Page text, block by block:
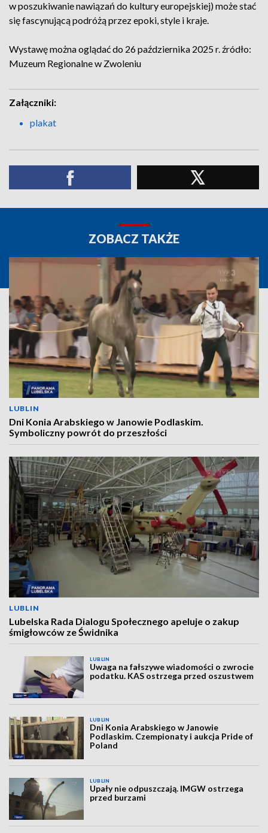
w poszukiwanie nawiązań do kultury europejskiej) może stać
się fascynującą podróżą przez epoki, style i kraje.
Wystawę można oglądać do 26 października 2025 r. źródło:
Muzeum Regionalne w Zwoleniu
Załączniki:
plakat
ZOBACZ TAKŻE
LUBLIN
Dni Konia Arabskiego w Janowie Podlaskim.
Symboliczny powrót do przeszłości
LUBLIN
Lubelska Rada Dialogu Społecznego apeluje o zakup
śmigłowców ze Świdnika
LUBLIN
Uwaga na fałszywe wiadomości o zwrocie
podatku. KAS ostrzega przed oszustwem
LUBLIN
Dni Konia Arabskiego w Janowie
Podlaskim. Czempionaty i aukcja Pride of
Poland
LUBLIN
Upały nie odpuszczają. IMGW ostrzega
przed burzami